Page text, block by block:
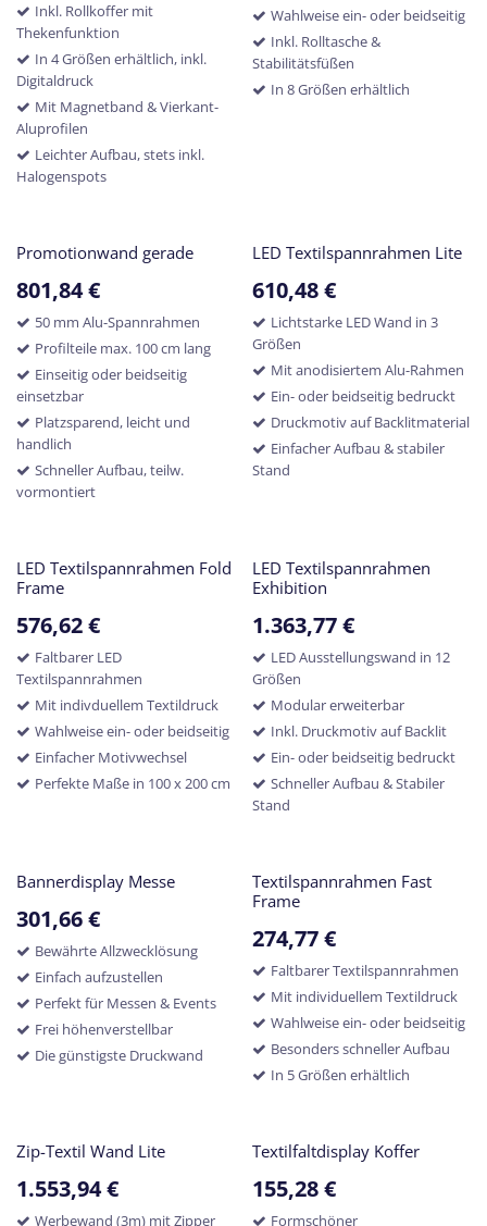
Inkl. Rollkoffer mit
Thekenfunktion
In 4 Größen erhältlich, inkl.
Digitaldruck
Mit Magnetband & Vierkant-
Aluprofilen
Leichter Aufbau, stets inkl.
Halogenspots
Wahlweise ein- oder beidseitig
Inkl. Rolltasche &
Stabilitätsfüßen
In 8 Größen erhältlich
Promotionwand gerade
801,84€
50 mm Alu-Spannrahmen
Profilteile max. 100 cm lang
Einseitig oder beidseitig
einsetzbar
Platzsparend, leicht und
handlich
Schneller Aufbau, teilw.
vormontiert
LED Textilspannrahmen Lite
610,48€
Lichtstarke LED Wand in 3
Größen
Mit anodisiertem Alu-Rahmen
Ein- oder beidseitig bedruckt
Druckmotiv auf Backlitmaterial
Einfacher Aufbau & stabiler
Stand
LED Textilspannrahmen Fold
Frame
576,62€
Faltbarer LED
Textilspannrahmen
Mit indivduellem Textildruck
Wahlweise ein- oder beidseitig
Einfacher Motivwechsel
Perfekte Maße in 100 x 200 cm
LED Textilspannrahmen
Exhibition
1.363,77€
LED Ausstellungswand in 12
Größen
Modular erweiterbar
Inkl. Druckmotiv auf Backlit
Ein- oder beidseitig bedruckt
Schneller Aufbau & Stabiler
Stand
Bannerdisplay Messe
301,66€
Bewährte Allzwecklösung
Einfach aufzustellen
Perfekt für Messen & Events
Frei höhenverstellbar
Die günstigste Druckwand
Textilspannrahmen Fast
Frame
274,77€
Faltbarer Textilspannrahmen
Mit individuellem Textildruck
Wahlweise ein- oder beidseitig
Besonders schneller Aufbau
In 5 Größen erhältlich
Zip-Textil Wand Lite
1.553,94€
Werbewand (3m) mit Zipper
Textilfaltdisplay Koffer
155,28€
Formschöner